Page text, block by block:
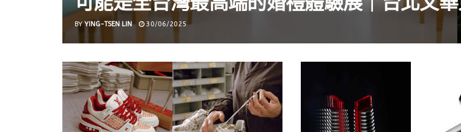
BY YING-TSEN LIN 30/06/2025